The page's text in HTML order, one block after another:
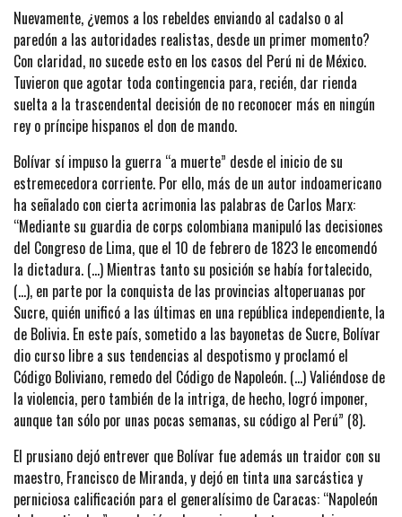
Nuevamente, ¿vemos a los rebeldes enviando al cadalso o al
paredón a las autoridades realistas, desde un primer momento?
Con claridad, no sucede esto en los casos del Perú ni de México.
Tuvieron que agotar toda contingencia para, recién, dar rienda
suelta a la trascendental decisión de no reconocer más en ningún
rey o príncipe hispanos el don de mando.
Bolívar sí impuso la guerra “a muerte” desde el inicio de su
estremecedora corriente. Por ello, más de un autor indoamericano
ha señalado con cierta acrimonia las palabras de Carlos Marx:
“Mediante su guardia de corps colombiana manipuló las decisiones
del Congreso de Lima, que el 10 de febrero de 1823 le encomendó
la dictadura. (…) Mientras tanto su posición se había fortalecido,
(…), en parte por la conquista de las provincias altoperuanas por
Sucre, quién unificó a las últimas en una república independiente, la
de Bolivia. En este país, sometido a las bayonetas de Sucre, Bolívar
dio curso libre a sus tendencias al despotismo y proclamó el
Código Boliviano, remedo del Código de Napoleón. (…) Valiéndose de
la violencia, pero también de la intriga, de hecho, logró imponer,
aunque tan sólo por unas pocas semanas, su código al Perú” (8).
El prusiano dejó entrever que Bolívar fue además un traidor con su
maestro, Francisco de Miranda, y dejó en tinta una sarcástica y
perniciosa calificación para el generalísimo de Caracas: “Napoleón